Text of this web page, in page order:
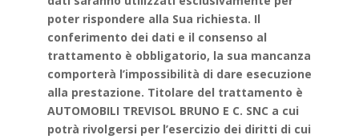
poter rispondere alla Sua richiesta. Il
conferimento dei dati e il consenso al
trattamento è obbligatorio, la sua mancanza
comporterà l’impossibilità di dare esecuzione
alla prestazione. Titolare del trattamento è
AUTOMOBILI TREVISOL BRUNO E C. SNC a cui
potrà rivolgersi per l’esercizio dei diritti di cui